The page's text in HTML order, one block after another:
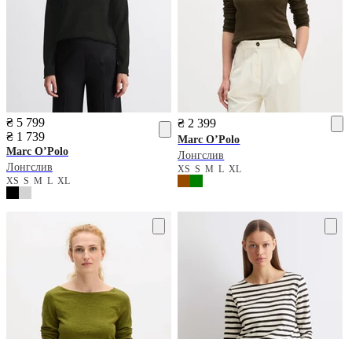
₴ 5 799
₴ 1 739
Marc O’Polo
Лонгслив
XS S M L XL
₴ 2 399
Marc O’Polo
Лонгслив
XSSMLXL